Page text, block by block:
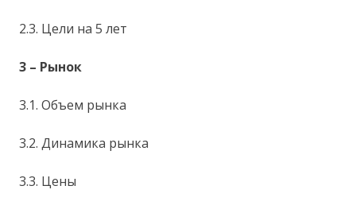
2.3. Цели на 5 лет
3 – Рынок
3.1. Объем рынка
3.2. Динамика рынка
3.3. Цены